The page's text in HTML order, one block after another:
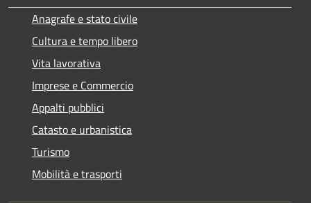
Anagrafe e stato civile
Cultura e tempo libero
Vita lavorativa
Imprese e Commercio
Appalti pubblici
Catasto e urbanistica
Turismo
Mobilità e trasporti